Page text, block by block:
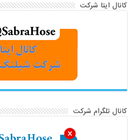
کانال ایتا شرکت
کانال تلگرام شرکت